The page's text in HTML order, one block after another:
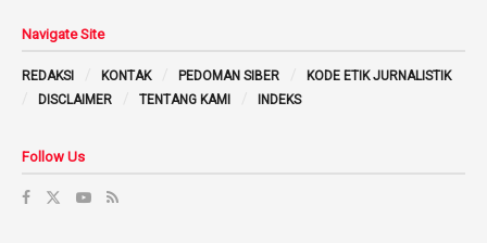
Navigate Site
REDAKSI KONTAK PEDOMAN SIBER
KODE ETIK JURNALISTIK
DISCLAIMER
TENTANG KAMI INDEKS
Follow Us